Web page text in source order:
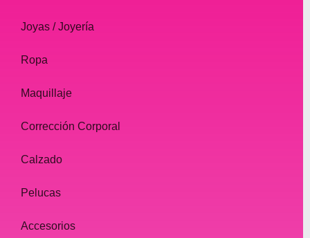
Joyas / Joyería
Ropa
Maquillaje
Corrección Corporal
Calzado
Pelucas
Accesorios